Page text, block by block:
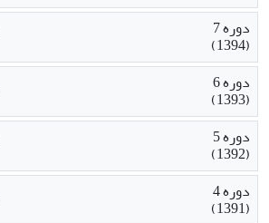
دوره 7
(1394)
دوره 6
(1393)
دوره 5
(1392)
دوره 4
(1391)